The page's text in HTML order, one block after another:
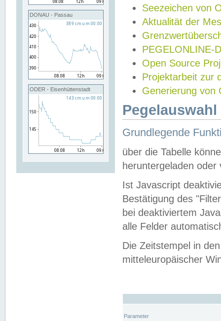
DONAU - Passau
ODER - Eisenhüttenstadt
Seezeichen von
Aktualität der
PEGELONLINE-
Open Source
Projektarbeit zur
Generierung von
Grundlegende
über die Tabelle
heruntergeladen oder
Ist Javascript
Bestätigung des
bei deaktiviertem
alle Felder
Die Zeitstempel in
mitteleuropäischer
Parameter